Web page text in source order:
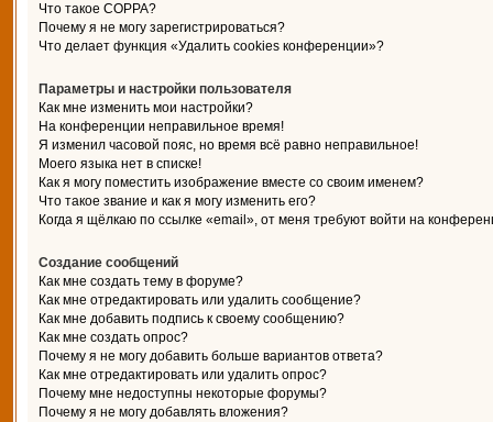
Что такое COPPA?
Почему я не могу зарегистрироваться?
Что делает функция «Удалить cookies конференции»?
Параметры и настройки пользователя
Как мне изменить мои настройки?
На конференции неправильное время!
Я изменил часовой пояс, но время всё равно неправильное!
Моего языка нет в списке!
Как я могу поместить изображение вместе со своим именем?
Что такое звание и как я могу изменить его?
Когда я щёлкаю по ссылке «email», от меня требуют войти на
Создание сообщений
Как мне создать тему в форуме?
Как мне отредактировать или удалить сообщение?
Как мне добавить подпись к своему сообщению?
Как мне создать опрос?
Почему я не могу добавить больше вариантов ответа?
Как мне отредактировать или удалить опрос?
Почему мне недоступны некоторые форумы?
Почему я не могу добавлять вложения?